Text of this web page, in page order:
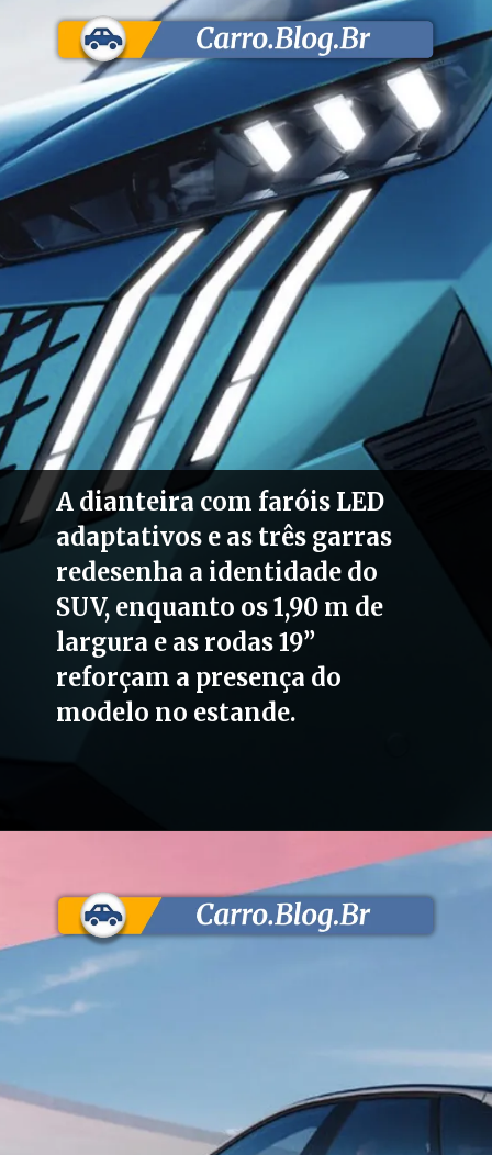
A dianteira com faróis LED
adaptativos e as três garras
redesenha a identidade do
SUV, enquanto os 1,90 m de
largura e as rodas 19”
reforçam a presença do
modelo no estande.